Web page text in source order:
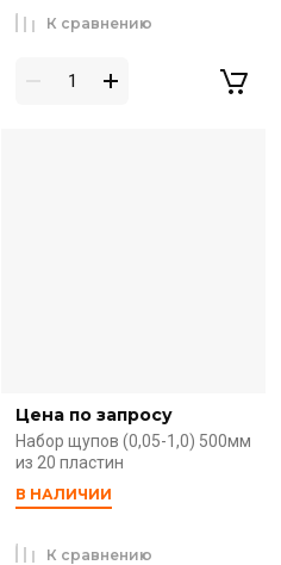
К сравнению
Цена по запросу
Набор щупов (0,05-1,0) 500мм
из 20 пластин
В НАЛИЧИИ
К сравнению